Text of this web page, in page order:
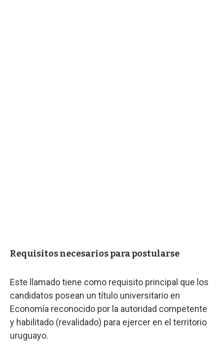
Requisitos necesarios para postularse
Este llamado tiene como requisito principal que los
candidatos posean un título universitario en
Economía reconocido por la autoridad competente
y habilitado (revalidado) para ejercer en el territorio
uruguayo.